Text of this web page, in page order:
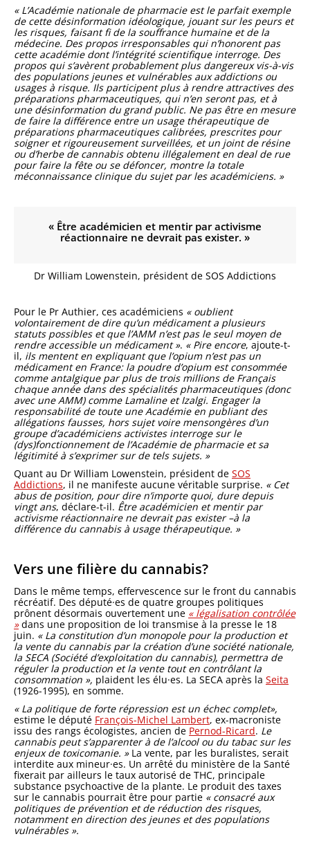
« L’Académie nationale de pharmacie est le parfait exemple
de cette désinformation idéologique, jouant sur les peurs et
les risques, faisant fi de la souffrance humaine et de la
médecine. Des propos irresponsables qui n’honorent pas
cette académie dont l’intégrité scientifique interroge. Des
propos qui s’avèrent probablement plus dangereux vis-à-vis
des populations jeunes et vulnérables aux addictions ou
usages à risque. Ils participent plus à rendre attractives des
préparations pharmaceutiques, qui n’en seront pas, et à
une désinformation du grand public. Ne pas être en mesure
de faire la différence entre un usage thérapeutique de
préparations pharmaceutiques calibrées, prescrites pour
soigner et rigoureusement surveillées, et un joint de résine
ou d’herbe de cannabis obtenu illégalement en deal de rue
pour faire la fête ou se défoncer, montre la totale
méconnaissance clinique du sujet par les académiciens. »
« Être académicien et mentir par activisme
réactionnaire ne devrait pas exister. »
Dr William Lowenstein, président de SOS Addictions
Pour le Pr Authier, ces académiciens « oublient
volontairement de dire qu’un médicament a plusieurs
statuts possibles et que l’AMM n’est pas le seul moyen de
rendre accessible un médicament ». « Pire encore, ajoute-t-
il, ils mentent en expliquant que l’opium n’est pas un
médicament en France: la poudre d’opium est consommée
comme antalgique par plus de trois millions de Français
chaque année dans des spécialités pharmaceutiques (donc
avec une AMM) comme Lamaline et Izalgi. Engager la
responsabilité de toute une Académie en publiant des
allégations fausses, hors sujet voire mensongères d’un
groupe d’académiciens activistes interroge sur le
(dys)fonctionnement de l’Académie de pharmacie et sa
légitimité à s’exprimer sur de tels sujets. »
Quant au Dr William Lowenstein, président de SOS
Addictions, il ne manifeste aucune véritable surprise. « Cet
abus de position, pour dire n’importe quoi, dure depuis
vingt ans, déclare-t-il. Être académicien et mentir par
activisme réactionnaire ne devrait pas exister –à la
différence du cannabis à usage thérapeutique. »
Vers une filière du cannabis?
Dans le même temps, effervescence sur le front du cannabis
récréatif. Des député·es de quatre groupes politiques
prônent désormais ouvertement une « légalisation contrôlée
»dans une proposition de loi transmise à la presse le 18
juin. « La constitution d’un monopole pour la production et
la vente du cannabis par la création d’une société nationale,
la SECA (Société d’exploitation du cannabis), permettra de
réguler la production et la vente tout en contrôlant la
consommation », plaident les élu·es. La SECA après la Seita
(1926-1995), en somme.
« La politique de forte répression est un échec complet»,
estime le député François-Michel Lambert, ex-macroniste
issu des rangs écologistes, ancien de Pernod-Ricard. Le
cannabis peut s’apparenter à de l’alcool ou du tabac sur les
enjeux de toxicomanie. »La vente, par les buralistes, serait
interdite aux mineur·es. Un arrêté du ministère de la Santé
fixerait par ailleurs le taux autorisé de THC, principale
substance psychoactive de la plante. Le produit des taxes
sur le cannabis pourrait être pour partie « consacré aux
politiques de prévention et de réduction des risques,
notamment en direction des jeunes et des populations
vulnérables ».